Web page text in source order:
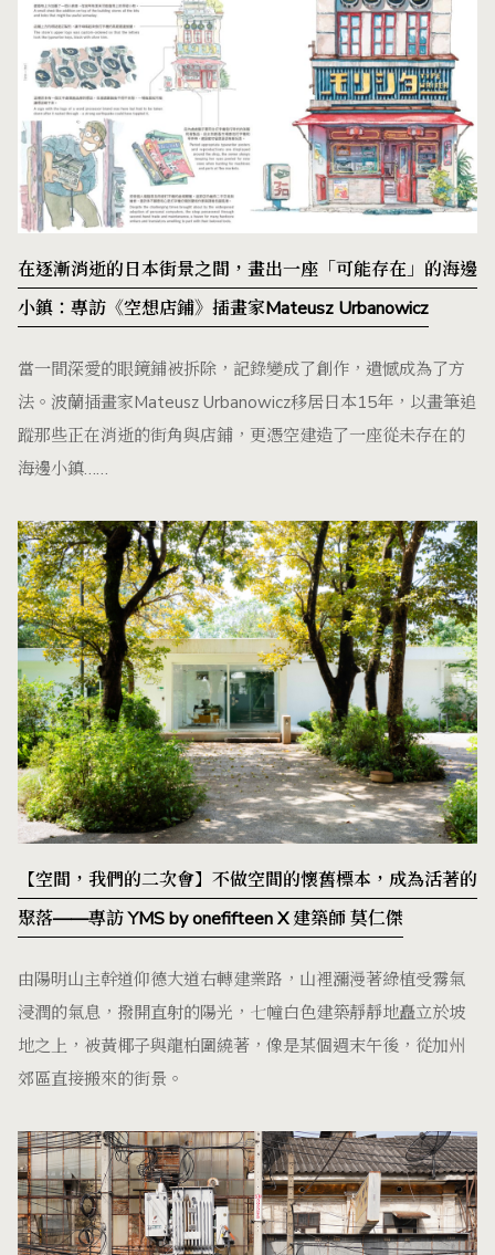
在逐漸消逝的日本街景之間，畫出一座「可能存在」的海邊
小鎮：專訪《空想店鋪》插畫家Mateusz Urbanowicz
當一間深愛的眼鏡鋪被拆除，記錄變成了創作，遺憾成為了方
法。波蘭插畫家Mateusz Urbanowicz移居日本15年，以畫筆追
蹤那些正在消逝的街角與店鋪，更憑空建造了一座從未存在的
海邊小鎮……
【空間，我們的二次會】不做空間的懷舊標本，成為活著的
聚落——專訪 YMS by onefifteen X 建築師 莫仁傑
由陽明山主幹道仰德大道右轉建業路，山裡瀰漫著綠植受霧氣
浸潤的氣息，撥開直射的陽光，七幢白色建築靜靜地矗立於坡
地之上，被黃椰子與龍柏圍繞著，像是某個週末午後，從加州
郊區直接搬來的街景。